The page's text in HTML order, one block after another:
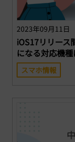
2023年09月11日
iOS17リリー
になる対応機種
スマホ情報